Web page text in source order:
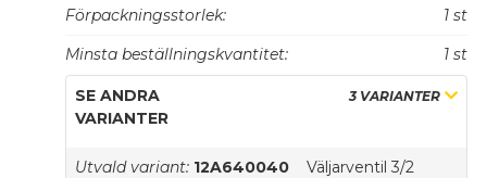
Förpackningsstorlek:
1 st
Minsta beställningskvantitet:
1 st
SE ANDRA
VARIANTER
3 VARIANTER
Utvald variant: 12A640040
Väljarventil 3/2